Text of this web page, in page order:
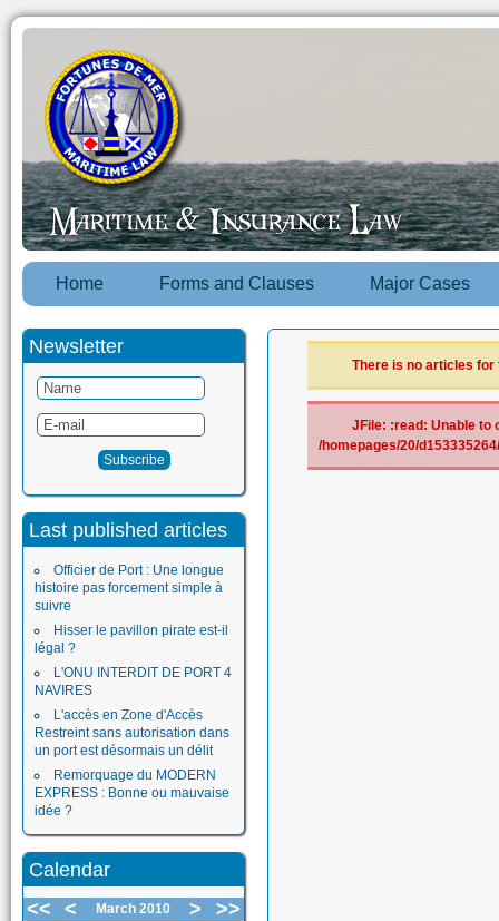
Home Forms and Clauses Major Cases
Newsletter
Last published articles
Officier de Port : Une longue
histoire pas forcement simple à
suivre
Hisser le pavillon pirate est-il
légal ?
L'ONU INTERDIT DE PORT 4
NAVIRES
L'accès en Zone d'Accès
Restreint sans autorisation dans
un port est désormais un délit
Remorquage du MODERN
EXPRESS : Bonne ou mauvaise
idée ?
Calendar
<<
< March 2010 > >>
There is no articles for
JFile: :read: Unable to
/homepages/20/